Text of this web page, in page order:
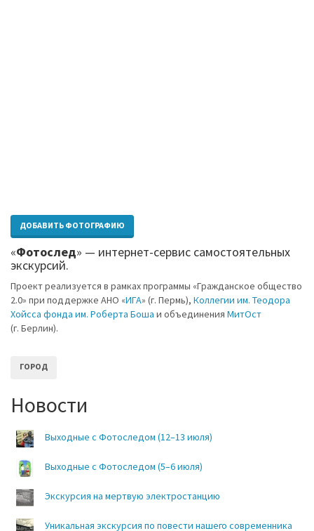
ДОБАВИТЬ ФОТОГРАФИЮ
«Фотослед» — интернет-сервис самостоятельных
экскурсий.
Проект реализуется в рамках программы «Гражданское общество
2.0» при поддержке АНО «ИГА» (г. Пермь), Коллегии им. Теодора
Хойсса фонда им. Роберта Боша и объединения МитОст
(г. Берлин).
ГОРОД
Новости
Выходные с Фотоследом (12–13 июля)
Выходные с Фотоследом (5–6 июля)
Экскурсия на мертвую электростанцию
Уникальная экскурсия по повести нашего современника